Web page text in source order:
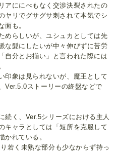
アににべもなく交渉決裂されたの
ヤリでグサグサ刺されて本気でシ
面も。
めらしいが、ユシュカとしては先
な髭にしたいが中々伸びずに苦労
自分とお揃い」と言われた際には
印象は見られないが、魔王として
Ver.5.0ストーリーの終盤などで
続く、Ver.5シリーズにおける主人
キャラとしては「短所を克服して
かれている。
若く未熟な部分も少なからず持っ